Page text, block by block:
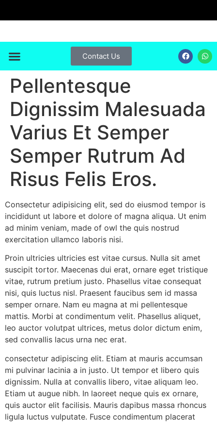
Contact Us
Pellentesque
Dignissim Malesuada
Varius Et Semper
Semper Rutrum Ad
Risus Felis Eros.
Consectetur adipisicing elit, sed do eiusmod tempor is
incididunt ut labore et dolore of magna aliqua. Ut enim
ad minim veniam, made of owl the quis nostrud
exercitation ullamco laboris nisi.
Proin ultricies ultricies est vitae cursus. Nulla sit amet
suscipit tortor. Maecenas dui erat, ornare eget tristique
vitae, rutrum pretium justo. Phasellus vitae consequat
nisi, quis luctus nisl. Praesent faucibus sem id massa
semper ornare. Nam eu magna at mi pellentesque
mattis. Morbi at condimentum velit. Phasellus aliquet,
leo auctor volutpat ultrices, metus dolor dictum enim,
sed convallis lacus urna nec erat.
consectetur adipiscing elit. Etiam at mauris accumsan
mi pulvinar lacinia a in justo. Ut tempor et libero quis
dignissim. Nulla at convallis libero, vitae aliquam leo.
Etiam ut augue nibh. In laoreet neque quis ex ornare,
quis auctor elit facilisis. Mauris dapibus massa rhoncus
ligula luctus vulputate. Fusce condimentum placerat